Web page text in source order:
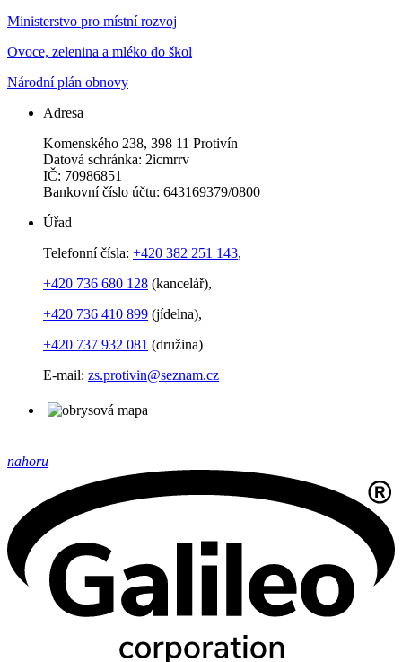
Ministerstvo pro místní rozvoj
Ovoce, zelenina a mléko do škol
Národní plán obnovy
Adresa
Komenského 238, 398 11 Protivín
Datová schránka: 2icmrrv
IČ: 70986851
Bankovní číslo účtu: 643169379/0800
Úřad
Telefonní čísla: +420 382 251 143,
+420 736 680 128 (kancelář),
+420 736 410 899 (jídelna),
+420 737 932 081 (družina)
E-mail: zs.protivin@seznam.cz
nahoru